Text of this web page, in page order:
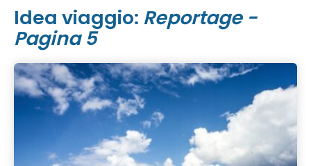
Idea viaggio: Reportage -
Pagina 5